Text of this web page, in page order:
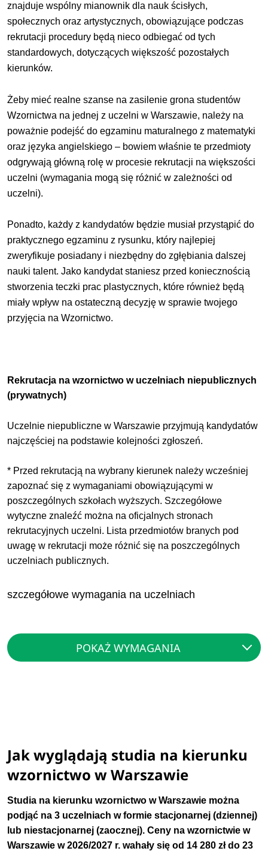
znajduje wspólny mianownik dla nauk ścisłych,
społecznych oraz artystycznych, obowiązujące podczas
rekrutacji procedury będą nieco odbiegać od tych
standardowych, dotyczących większość pozostałych
kierunków.
Żeby mieć realne szanse na zasilenie grona studentów
Wzornictwa na jednej z uczelni w Warszawie, należy na
poważnie podejść do egzaminu maturalnego z matematyki
oraz języka angielskiego – bowiem właśnie te przedmioty
odgrywają główną rolę w procesie rekrutacji na większości
uczelni (wymagania mogą się różnić w zależności od
uczelni).
Ponadto, każdy z kandydatów będzie musiał przystąpić do
praktycznego egzaminu z rysunku, który najlepiej
zweryfikuje posiadany i niezbędny do zgłębiania dalszej
nauki talent. Jako kandydat staniesz przed koniecznością
stworzenia teczki prac plastycznych, które również będą
miały wpływ na ostateczną decyzję w sprawie twojego
przyjęcia na Wzornictwo.
Rekrutacja na wzornictwo w uczelniach niepublicznych
(prywatnych)
Uczelnie niepubliczne w Warszawie przyjmują kandydatów
najczęściej na podstawie kolejności zgłoszeń.
* Przed rekrutacją na wybrany kierunek należy wcześniej
zapoznać się z wymaganiami obowiązującymi w
poszczególnych szkołach wyższych. Szczegółowe
wytyczne znaleźć można na oficjalnych stronach
rekrutacyjnych uczelni. Lista przedmiotów branych pod
uwagę w rekrutacji może różnić się na poszczególnych
uczelniach publicznych.
szczegółowe wymagania na uczelniach
POKAŻ WYMAGANIA
Jak wyglądają studia na kierunku
wzornictwo w Warszawie
Studia na kierunku wzornictwo w Warszawie można
podjąć na 3 uczelniach w formie stacjonarnej (dziennej)
lub niestacjonarnej (zaocznej). Ceny na wzornictwie w
Warszawie w 2026/2027 r. wahały się od 14 280 zł do 23